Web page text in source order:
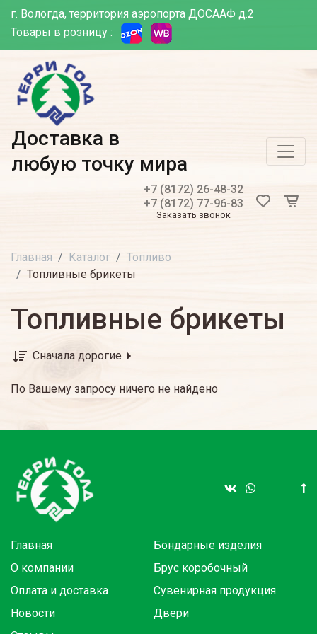
г. Вологда, территория аэропорта ДОСААФ д.2
Товары в розницу :
Доставка в
любую точку мира
+7 (8172) 26-48-32
+7 (8172) 77-96-83
Заказать звонок
Главная Каталог
Топливо
Топливные брикеты
Топливные брикеты
Сначала дорогие
По Вашему запросу ничего не найдено
Главная
О компании
Оплата и доставка
Новости
Бондарные изделия
Брус коробочный
Сувенирная продукция
Двери